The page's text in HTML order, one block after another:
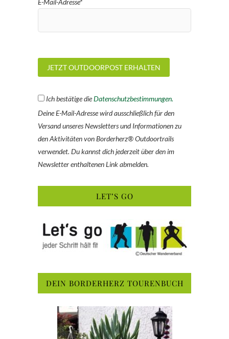
Ich bestätige dieDatenschutzbestimmungen.
Deine E-Mail-Adresse wird ausschließlich für den
Versand unseres Newsletters und Informationen zu
den Aktivitäten von Borderherz® Outdoortrails
verwendet. Du kannst dich jederzeit über den im
Newsletter enthaltenen Link abmelden.
LET’S GO
DEIN BORDERHERZ TOURENBUCH